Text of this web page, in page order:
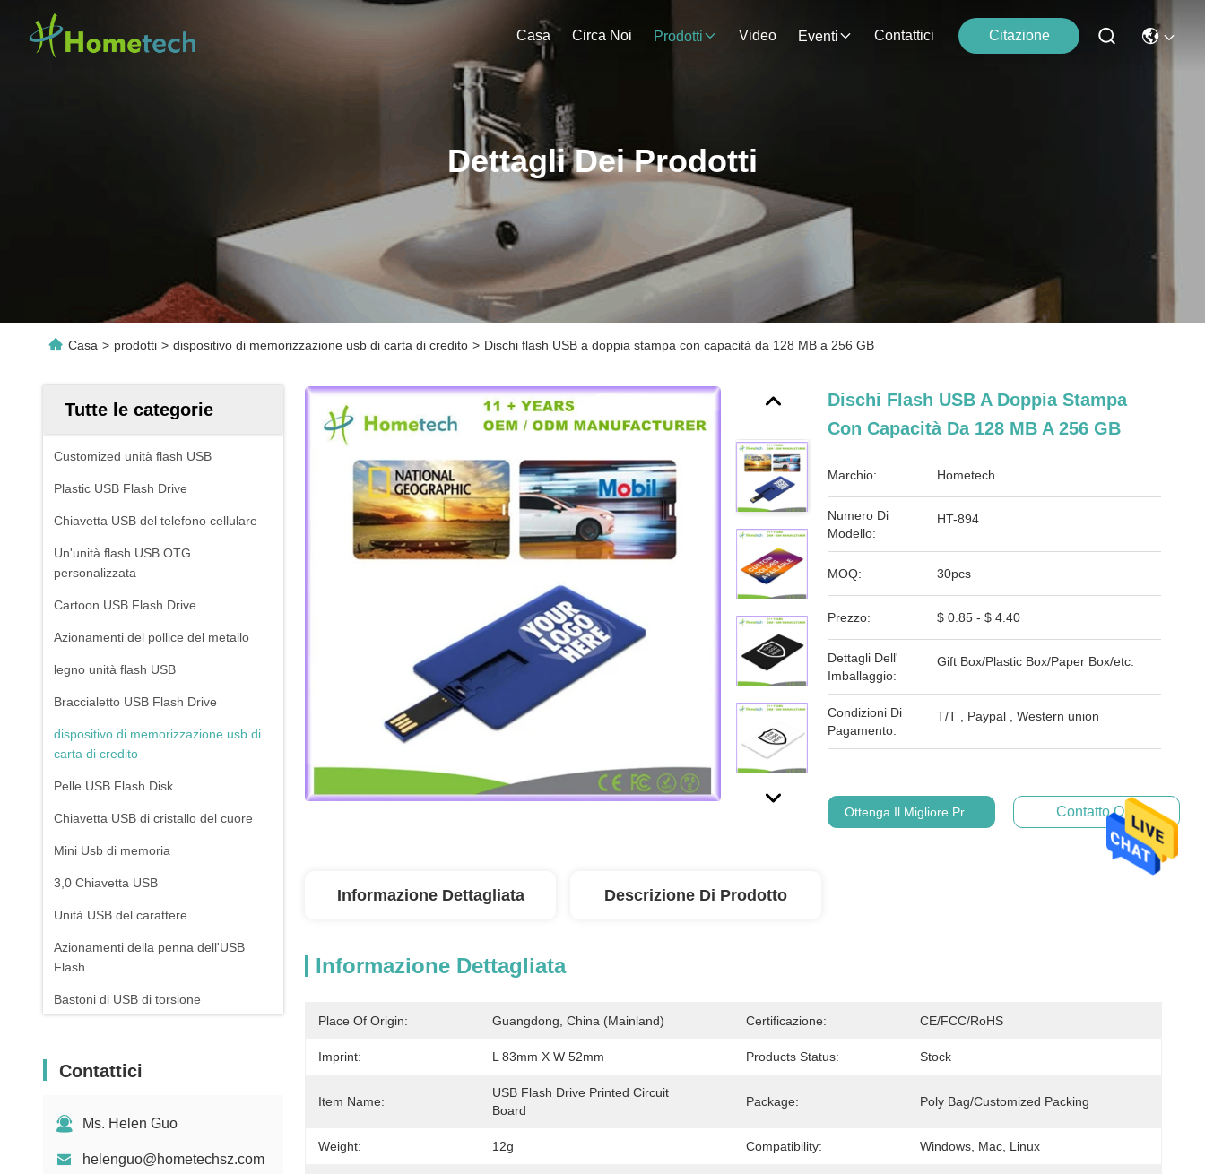
Casa Circa Noi Prodotti Video Eventi Contattici Citazione
Dettagli Dei Prodotti
Casa > prodotti > dispositivo di memorizzazione usb di carta di credito > Dischi flash USB a doppia stampa con capacità da 128 MB a 256 GB
Tutte le categorie
Customized unità flash USB
Plastic USB Flash Drive
Chiavetta USB del telefono cellulare
Un'unità flash USB OTG
personalizzata
Cartoon USB Flash Drive
Azionamenti del pollice del metallo
legno unità flash USB
Braccialetto USB Flash Drive
dispositivo di memorizzazione usb di
carta di credito
Pelle USB Flash Disk
Chiavetta USB di cristallo del cuore
Mini Usb di memoria
3,0 Chiavetta USB
Unità USB del carattere
Azionamenti della penna dell'USB
Flash
Bastoni di USB di torsione
La Banca di potere del rossetto
cordicella
Contattici
Ms. Helen Guo
helenguo@hometechsz.com
Dischi Flash USB A Doppia Stampa
Con Capacità Da 128 MB A 256 GB
Marchio: Hometech
Numero Di
Modello:
HT-894
MOQ: 30pcs
Prezzo: $ 0.85 - $ 4.40
Dettagli Dell'
Imballaggio:
Gift Box/Plastic Box/Paper Box/etc.
Condizioni Di
Pagamento:
T/T , Paypal , Western union
Ottenga Il Migliore Prezzo Contatto Ora
Informazione Dettagliata Descrizione Di Prodotto
Informazione Dettagliata
Place Of Origin: Guangdong, China (Mainland) Certificazione: CE/FCC/RoHS
Imprint: L 83mm X W 52mm Products Status: Stock
Item Name:
USB Flash Drive Printed Circuit
Board
Package: Poly Bag/customized Packing
Weight: 12g Compatibility: Windows, Mac, Linux